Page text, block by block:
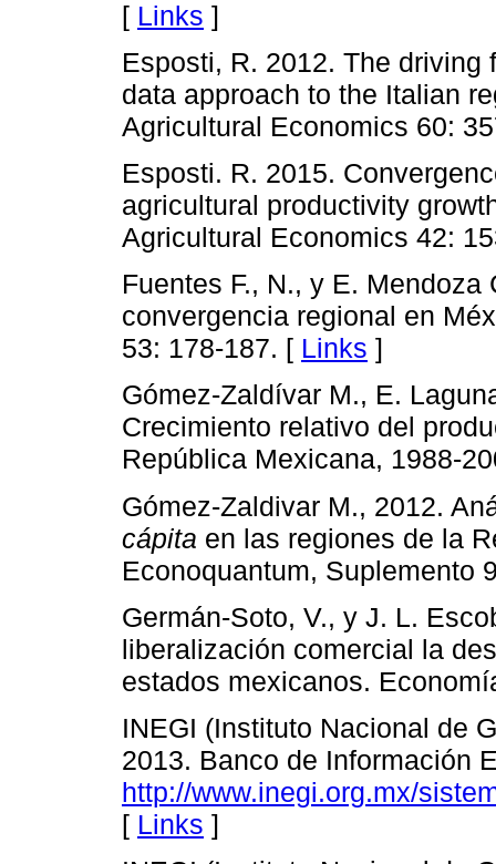
[ Links ]
Esposti, R. 2012. The
data approach to the Italian
Agricultural Economics 60:
Esposti. R. 2015.
agricultural productivity
Agricultural Economics 42:
Fuentes F., N., y E.
convergencia regional en
53: 178-187. [ Links ]
Gómez-Zaldívar M., E.
Crecimiento relativo del
República Mexicana, 1988-
Gómez-Zaldivar M., 2012.
cápita en las regiones de la
Econoquantum, Suplemento
Germán-Soto, V., y J. L.
liberalización comercial la
estados mexicanos.
INEGI (Instituto Nacional de
2013. Banco de Información
http://www.inegi.org.mx/
[ Links ]